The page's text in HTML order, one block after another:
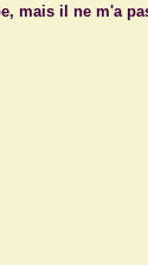
mais il ne m'a